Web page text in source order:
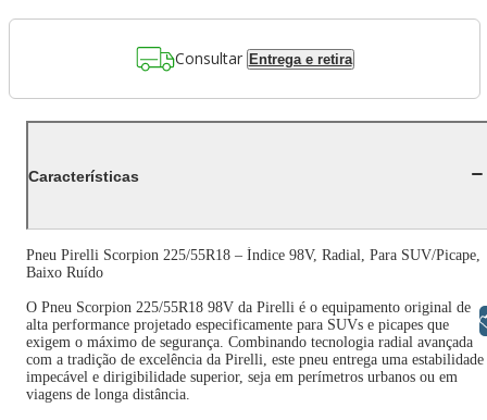
Consultar Entrega e retira
Características
Pneu Pirelli Scorpion 225/55R18 – Índice 98V, Radial, Para SUV/Picape,
Baixo Ruído
O Pneu Scorpion 225/55R18 98V da Pirelli é o equipamento original de
alta performance projetado especificamente para SUVs e picapes que
exigem o máximo de segurança. Combinando tecnologia radial avançada
com a tradição de excelência da Pirelli, este pneu entrega uma estabilidade
impecável e dirigibilidade superior, seja em perímetros urbanos ou em
viagens de longa distância.
Libras